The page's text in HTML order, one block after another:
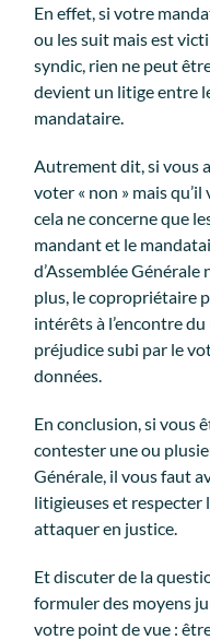
En effet, si votre
ou les suit mais est
syndic, rien ne peut
devient un litige entre
mandataire.
Autrement dit, si vous
voter « non » mais
cela ne concerne que
mandant et le
d’Assemblée
plus, le copropriétaire
intérêts à l’encontre
préjudice subi par le
données.
En conclusion, si vous
contester une ou
Générale, il vous faut
litigieuses et respecter
attaquer en justice.
Et discuter de la
formuler des moyens
votre point de vue :